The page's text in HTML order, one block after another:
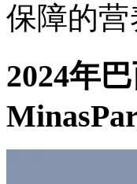
保障的
2024年